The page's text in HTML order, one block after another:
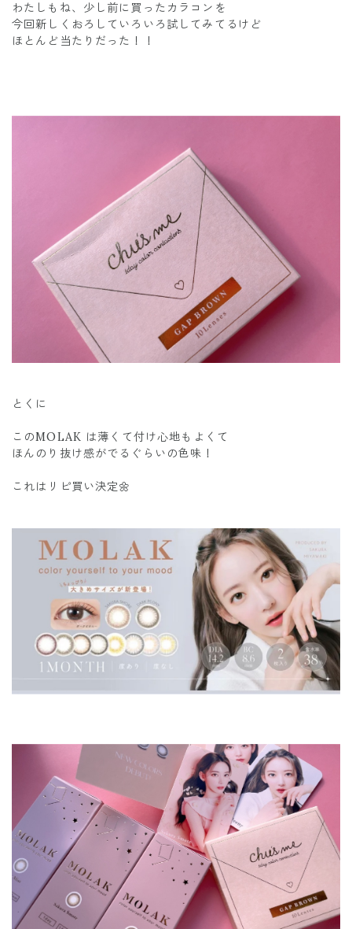
わたしもね、少し前に買ったカラコンを
今回新しくおろしていろいろ試してみてるけど
ほとんど当たりだった！！
とくに
このMOLAK は薄くて付け心地もよくて
ほんのり抜け感がでるぐらいの色味！
これはリピ買い決定🌼